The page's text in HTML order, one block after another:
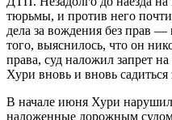
тюрьмы, и против него
дела за вождения без прав
того, выяснилось, что он
права, суд наложил запрет
Хури вновь и вновь садиться
В начале июня Хури нарушил
наложенные дорожным